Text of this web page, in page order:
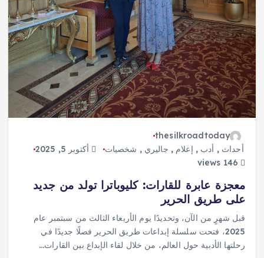
thesilkroadtoday
أحداث , أدب , إعلام , جاليري , شخصيات
أكتوبر 5, 2025
معجزة عابرة للقارات: كليوباترا تولد من جديد
على طريق الحرير
قبل شهرٍ من الآن، وتحديدًا يوم الأربعاء الثالث من سبتمبر عام
2025، فتحت سلسلة إبداعات طريق الحرير فصلًا جديدًا في
رحلتها الأدبية حول العالم، من خلال لقاء الإبداع بين القارات…